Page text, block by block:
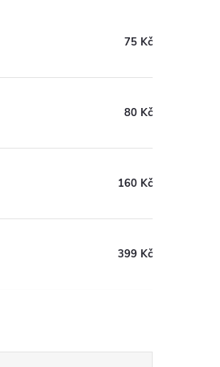
75 Kč
80 Kč
160 Kč
399 Kč